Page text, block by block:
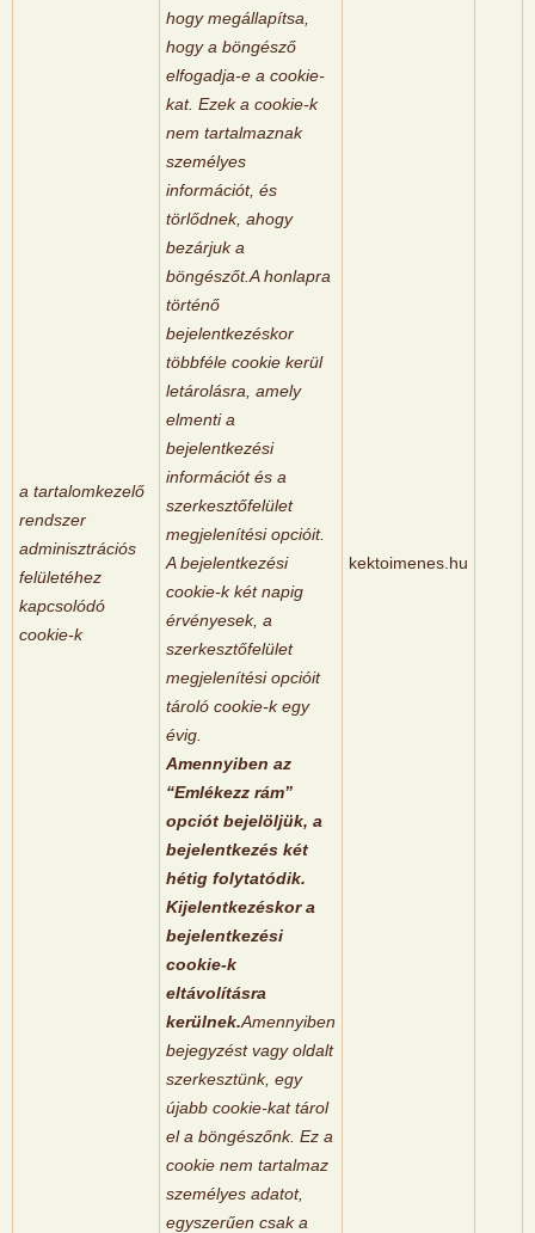
a tartalomkezelő
rendszer
adminisztrációs
felületéhez
kapcsolódó
cookie-k
hogy megállapítsa,
hogy a böngésző
elfogadja-e a cookie-
kat. Ezek a cookie-k
nem tartalmaznak
személyes
információt, és
törlődnek, ahogy
bezárjuk a
böngészőt.A honlapra
történő
bejelentkezéskor
többféle cookie kerül
letárolásra, amely
elmenti a
bejelentkezési
információt és a
szerkesztőfelület
megjelenítési opcióit.
A bejelentkezési
cookie-k két napig
érvényesek, a
szerkesztőfelület
megjelenítési opcióit
tároló cookie-k egy
évig.
Amennyiben az
“Emlékezz rám”
opciót bejelöljük, a
bejelentkezés két
hétig folytatódik.
Kijelentkezéskor a
bejelentkezési
cookie-k
eltávolításra
kerülnek.Amennyiben
bejegyzést vagy oldalt
szerkesztünk, egy
újabb cookie-kat tárol
el a böngészőnk. Ez a
cookie nem tartalmaz
személyes adatot,
egyszerűen csak a
kektoimenes.hu